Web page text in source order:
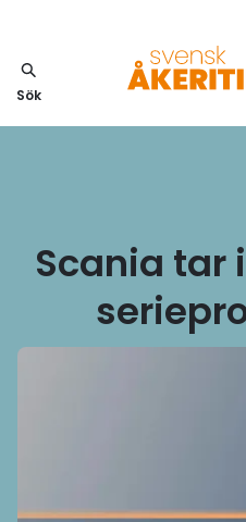
Sök
Scania tar